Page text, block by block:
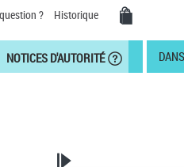
? Historique
NOTICES D'AUTORITÉ